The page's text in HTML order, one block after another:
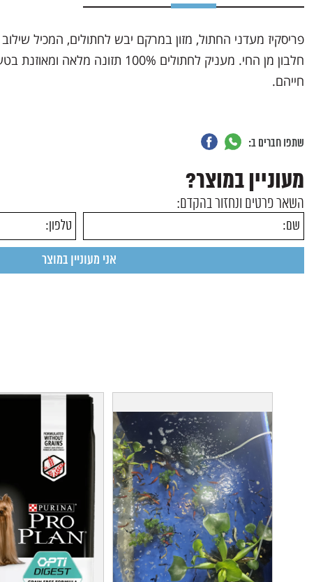
פריסקיז מעדני החתול, מזון במרקם יבש לחתולים, המכיל
חלבון מן החי. מעניק לחתולים 100%
חייהם.
שתפו חברים ב:
מעוניין במוצר?
השאר פרטים ונחזור בהקדם: